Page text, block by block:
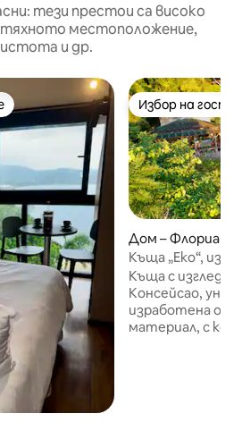
тези престои са високо
тяхното местоположение,
и др.
на гостите Избор на
Избор на
Дом –
Къща „Еко“,
морето,
Къща с изглед
Консейсао,
изработена от
материал, с